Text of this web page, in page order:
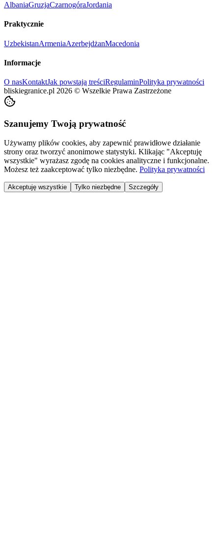
AlbaniaGruzjaCzarnogóraJordania
Praktycznie
UzbekistanArmeniaAzerbejdżanMacedonia
Informacje
O nasKontaktJak powstają treściRegulaminPolityka prywatności
bliskiegranice.pl 2026 © Wszelkie Prawa Zastrzeżone
Szanujemy Twoją prywatność
Używamy plików cookies, aby zapewnić prawidłowe działanie
strony oraz tworzyć anonimowe statystyki. Klikając "Akceptuję
wszystkie" wyrażasz zgodę na cookies analityczne i funkcjonalne.
Możesz też zaakceptować tylko niezbędne. Polityka prywatności
Akceptuję wszystkie Tylko niezbędne Szczegóły